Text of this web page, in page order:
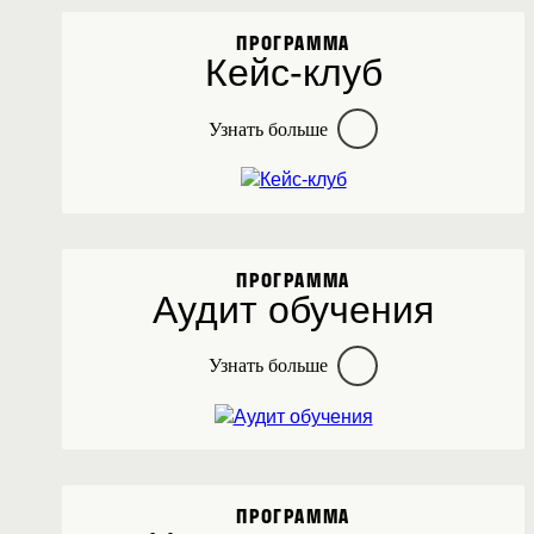
ПРОГРАММА
Кейс-клуб
Узнать больше
ПРОГРАММА
Аудит обучения
Узнать больше
ПРОГРАММА